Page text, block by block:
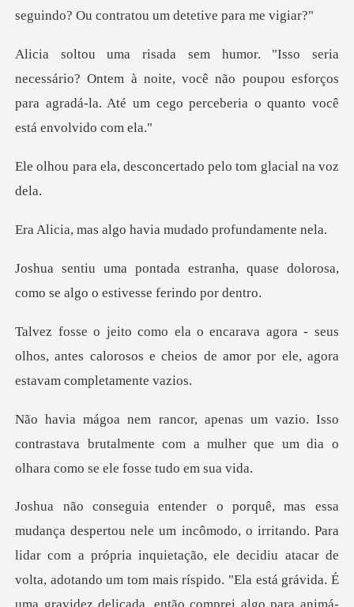
Ontem à noite, você não poupou esforços
para agradá-la. At
esconcertado pelo tom
go havia mudado pr
ha, quase dolorosa,
como se algo
- seus
olhos, antes calorosos e cheios de amo
so
contrastava brutalmente com a mulher que um
tando. Para
lidar com a própria inquietação, ele decidiu atacar de
volta, adotando um tom m